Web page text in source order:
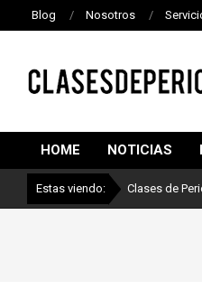
Blog Nosotros
DE
HOME NOTICIAS
Estas viendo: Clases de